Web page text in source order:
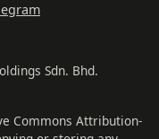
Sdn. Bhd.
Commons Attribution-